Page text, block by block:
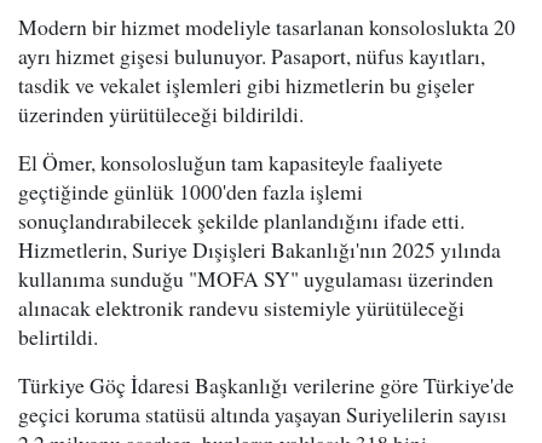
Modern bir hizmet modeliyle tasarlanan konsoloslukta 20
ayrı hizmet gişesi bulunuyor. Pasaport, nüfus kayıtları,
tasdik ve vekalet işlemleri gibi hizmetlerin bu gişeler
üzerinden yürütüleceği bildirildi.
El Ömer, konsolosluğun tam kapasiteyle faaliyete
geçtiğinde günlük 1000'den fazla işlemi
sonuçlandırabilecek şekilde planlandığını ifade etti.
Hizmetlerin, Suriye Dışişleri Bakanlığı'nın 2025 yılında
kullanıma sunduğu "MOFA SY" uygulaması üzerinden
alınacak elektronik randevu sistemiyle yürütüleceği
belirtildi.
Türkiye Göç İdaresi Başkanlığı verilerine göre Türkiye'de
geçici koruma statüsü altında yaşayan Suriyelilerin sayısı